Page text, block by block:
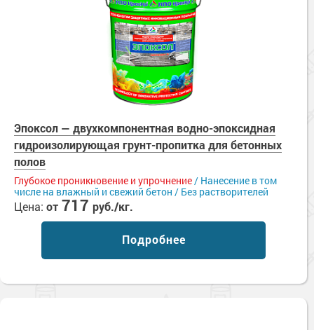
Эпоксол — двухкомпонентная водно-эпоксидная
гидроизолирующая грунт-пропитка для бетонных
полов
Глубокое проникновение и упрочнение/ Нанесение в том
числе на влажный и свежий бетон / Без растворителей
Цена: от 717 руб./кг.
Подробнее